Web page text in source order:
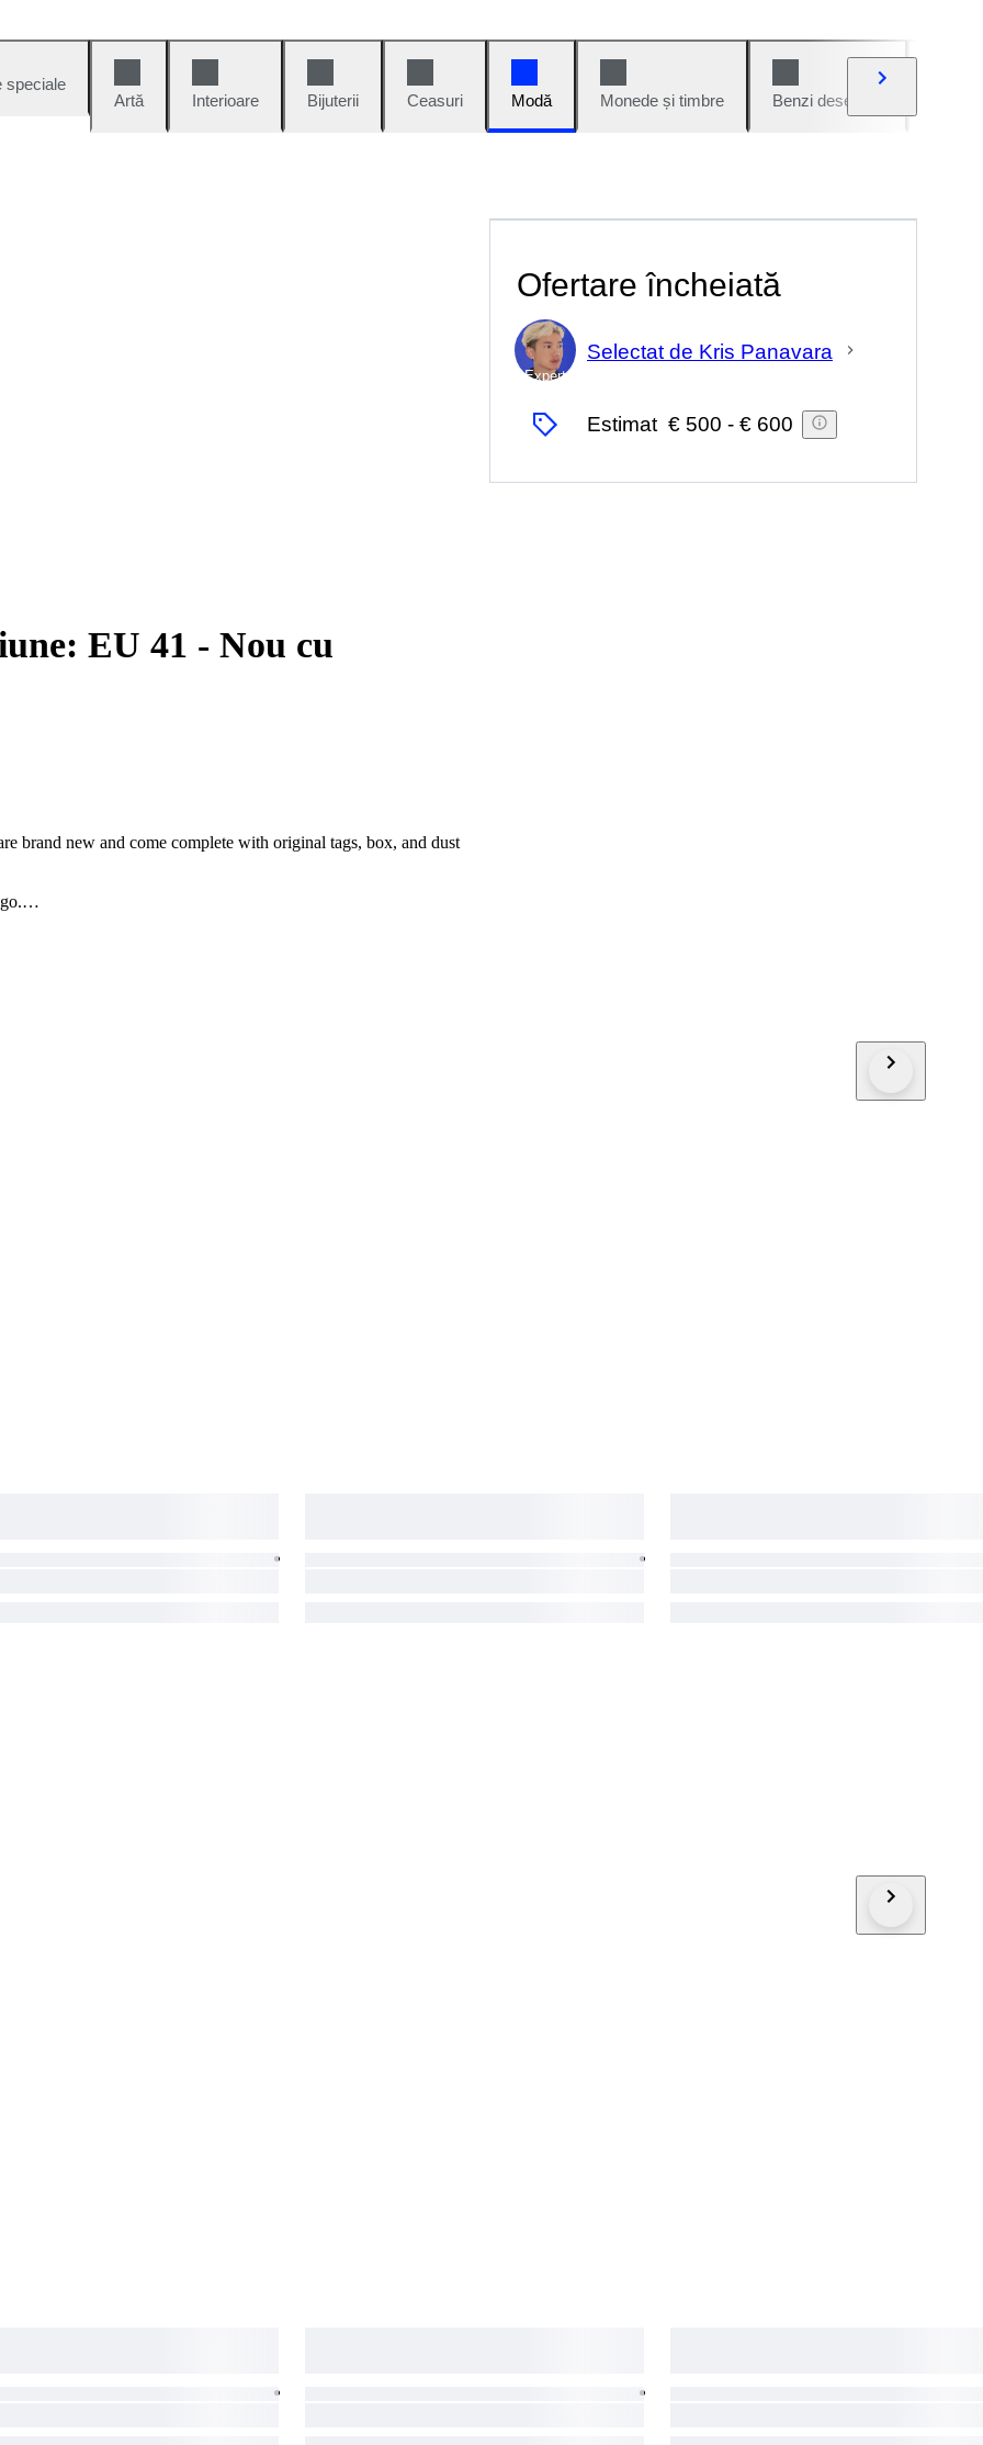
speciale
Artă
Interioare Bijuterii Ceasuri Modă Monede și timbre Benzi desenate
EU 41 - Nou cu
brand new and come complete with original tags, box, and dust
Ofertare încheiată
Expert
Selectat de Kris Panavara
Estimat € 500 - € 600